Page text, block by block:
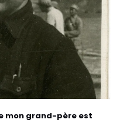
mon grand-père est